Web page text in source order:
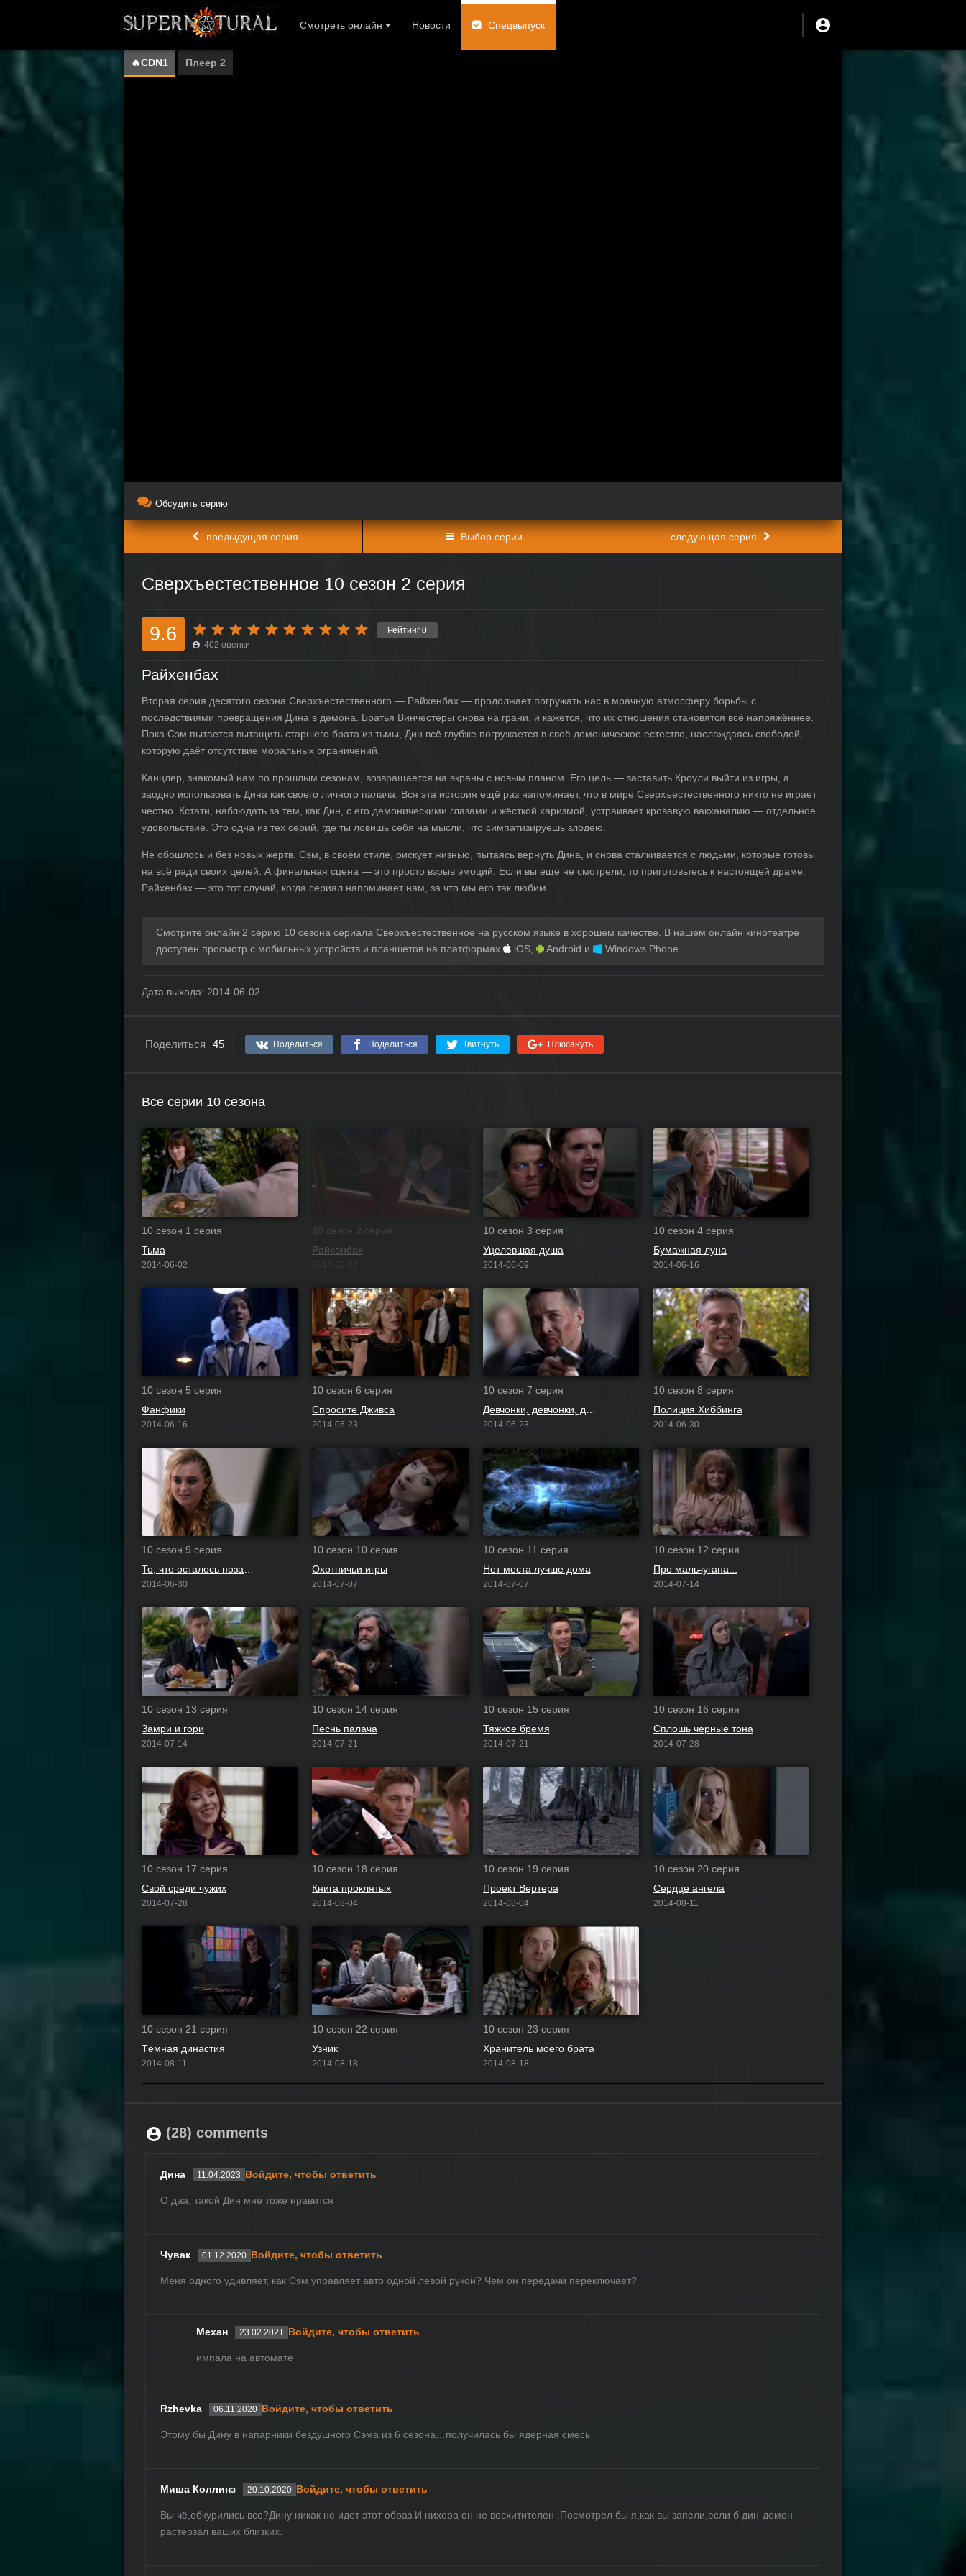
Смотреть онлайн Новости Спецвыпуск
🔥CDN1 Плеер 2
Обсудить серию
предыдущая серия Выбор серии следующая серия
Сверхъестественное 10 сезон 2 серия
Рейтинг 0
9.6 402 оценки
Райхенбах
Вторая серия десятого сезона Сверхъестественного — Райхенбах — продолжает погружать нас в мрачную атмосферу борьбы с
последствиями превращения Дина в демона. Братья Винчестеры снова на грани, и кажется, что их отношения становятся всё напряжённее.
Пока Сэм пытается вытащить старшего брата из тьмы, Дин всё глубже погружается в своё демоническое естество, наслаждаясь свободой,
которую даёт отсутствие моральных ограничений.
Канцлер, знакомый нам по прошлым сезонам, возвращается на экраны с новым планом. Его цель — заставить Кроули выйти из игры, а
заодно использовать Дина как своего личного палача. Вся эта история ещё раз напоминает, что в мире Сверхъестественного никто не играет
честно. Кстати, наблюдать за тем, как Дин, с его демоническими глазами и жёсткой харизмой, устраивает кровавую вакханалию — отдельное
удовольствие. Это одна из тех серий, где ты ловишь себя на мысли, что симпатизируешь злодею.
Не обошлось и без новых жертв. Сэм, в своём стиле, рискует жизнью, пытаясь вернуть Дина, и снова сталкивается с людьми, которые готовы
на всё ради своих целей. А финальная сцена — это просто взрыв эмоций. Если вы ещё не смотрели, то приготовьтесь к настоящей драме.
Райхенбах — это тот случай, когда сериал напоминает нам, за что мы его так любим.
Смотрите онлайн 2 серию 10 сезона сериала Сверхъестественное на русском языке в хорошем качестве. В нашем онлайн кинотеатре
доступен просмотр с мобильных устройств и планшетов на платформах
iOS, Android и Windows Phone
Дата выхода: 2014-06-02
Поделиться 45 Поделиться Поделиться Твитнуть Плюсануть
Все серии 10 сезона
10 сезон 1 серия
Тьма
2014-06-02
10 сезон 2 серия
Райхенбах
10 сезон 3 серия
Уцелевшая душа
2014-06-09
10 сезон 4 серия
Бумажная луна
2014-06-16
10 сезон 5 серия
Фанфики
2014-06-16
10 сезон 6 серия
Спросите Дживса
2014-06-23
10 сезон 7 серия
2014-06-23
10 сезон 8 серия
Полиция Хиббинга
2014-06-30
10 сезон 9 серия
То, что осталось позади
2014-06-30
10 сезон 10 серия
Охотничьи игры
2014-07-07
10 сезон 11 серия
Нет места лучше дома
2014-07-07
10 сезон 12 серия
Про мальчугана...
2014-07-14
10 сезон 13 серия
Замри и гори
2014-07-14
10 сезон 14 серия
Песнь палача
2014-07-21
10 сезон 15 серия
Тяжкое бремя
2014-07-21
10 сезон 16 серия
Сплошь черные тона
2014-07-28
10 сезон 17 серия
Свой среди чужих
2014-07-28
10 сезон 18 серия
Книга проклятых
2014-08-04
10 сезон 19 серия
Проект Вертера
2014-08-04
10 сезон 20 серия
Сердце ангела
2014-08-11
10 сезон 21 серия
Тёмная династия
2014-08-11
10 сезон 22 серия
Узник
2014-08-18
10 сезон 23 серия
Хранитель моего брата
2014-08-18
(28) comments
Дина 11.04.2023 Войдите, чтобы ответить
О даа, такой Дин мне тоже нравится
Чувак 01.12.2020 Войдите, чтобы ответить
Меня одного удивляет, как Сэм управляет авто одной левой рукой? Чем он передачи переключает?
Механ 23.02.2021 Войдите, чтобы ответить
импала на автомате
Rzhevka 06.11.2020 Войдите, чтобы ответить
Этому бы Дину в напарники бездушного Сэма из 6 сезона…получилась бы ядерная смесь
Миша Коллинз 20.10.2020 Войдите, чтобы ответить
Вы чё,обкурились все?Дину никак не идет этот образ.И нихера он не восхитителен .Посмотрел бы я,как вы запели,если б дин-демон
растерзал ваших близких.